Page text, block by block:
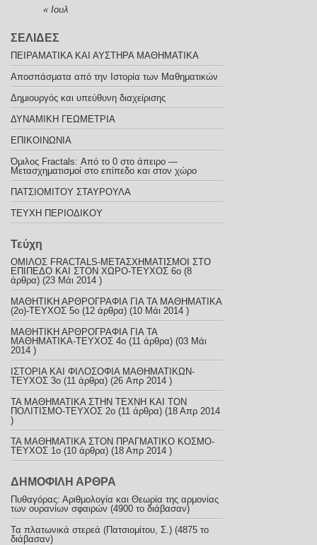
« Ιουλ
ΣΕΛΙΔΕΣ
ΠΕΙΡΑΜΑΤΙΚΑ ΚΑΙ ΑΥΣΤΗΡΑ ΜΑΘΗΜΑΤΙΚΑ
Αποσπάσματα από την Ιστορία των Μαθηματικών
Δημιουργός και υπεύθυνη διαχείρισης
ΔΥΝΑΜΙΚΗ ΓΕΩΜΕΤΡΙΑ
ΕΠΙΚΟΙΝΩΝΙΑ
Όμιλος Fractals: Από το 0 στο άπειρο —
Μετασχηματισμοί στο επίπεδο και στον χώρο
ΠΑΤΣΙΟΜΙΤΟΥ ΣΤΑΥΡΟΥΛΑ
ΤΕΥΧΗ ΠΕΡΙΟΔΙΚΟΥ
Τεύχη
ΟΜΙΛΟΣ FRACTALS-ΜΕΤΑΣΧΗΜΑΤΙΣΜΟΙ ΣΤΟ
ΕΠΙΠΕΔΟ ΚΑΙ ΣΤΟΝ ΧΩΡΟ-ΤΕΥΧΟΣ 6ο (8
άρθρα) (23 Μάι 2014 )
ΜΑΘΗΤΙΚΗ ΑΡΘΡΟΓΡΑΦΙΑ ΓΙΑ ΤΑ ΜΑΘΗΜΑΤΙΚΑ
(2ο)-ΤΕΥΧΟΣ 5ο (12 άρθρα) (10 Μάι 2014 )
ΜΑΘΗΤΙΚΗ ΑΡΘΡΟΓΡΑΦΙΑ ΓΙΑ ΤΑ
ΜΑΘΗΜΑΤΙΚΑ-TEYXOΣ 4ο (11 άρθρα) (03 Μάι
2014 )
ΙΣΤΟΡΙΑ ΚΑΙ ΦΙΛΟΣΟΦΙΑ ΜΑΘΗΜΑΤΙΚΩΝ-
TEYXOΣ 3o (11 άρθρα) (26 Απρ 2014 )
ΤΑ ΜΑΘΗΜΑΤΙΚΑ ΣΤΗΝ ΤΕΧΝΗ ΚΑΙ ΤΟΝ
ΠΟΛΙΤΙΣΜΟ-ΤΕYXOΣ 2ο (11 άρθρα) (18 Απρ 2014
)
ΤΑ ΜΑΘΗΜΑΤΙΚΑ ΣΤΟΝ ΠΡΑΓΜΑΤΙΚΟ ΚΟΣΜΟ-
ΤΕΥΧΟΣ 1ο (10 άρθρα) (18 Απρ 2014 )
ΔΗΜΟΦΙΛΗ ΑΡΘΡΑ
Πυθαγόρας: Αριθµολογία και Θεωρία της αρμονίας
των ουρανίων σφαιρών (4900 το διάβασαν)
Τα πλατωνικά στερεά (Πατσιομίτου, Σ.) (4875 το
διάβασαν)